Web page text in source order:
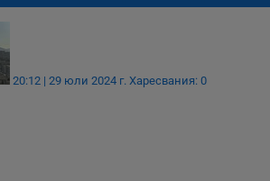
20:12 | 29 юли 2024 г. Харесвания: 0